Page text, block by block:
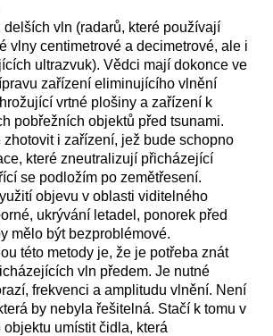
vln (radarů, které používají
vlny centimetrové a decimetrové, ale i
ultrazvuk). Vědci mají dokonce ve
zařízení eliminujícího vlnění
vrtné plošiny a zařízení k
pobřežních objektů před tsunami.
zhotovit i zařízení, jež bude schopno
které zneutralizují přicházející
se podložím po zemětřesení.
objevu v oblasti viditelného
ukrývání letadel, ponorek před
mělo být bezproblémové.
této metody je, že je potřeba znát
vln předem. Je nutné
frekvenci a amplitudu vlnění. Není
by nebyla řešitelná. Stačí k tomu v
umístit čidla, která